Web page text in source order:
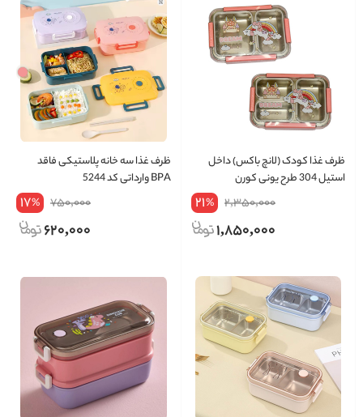
ظرف غذا کودک (لانچ باکس) داخل
استیل 304 طرح یونی کورن
2,350,000
21%
1,850,000
ظرف غذا سه خانه پلاستیکی فاقد
BPA وارداتی کد 5244
750,000
17%
620,000